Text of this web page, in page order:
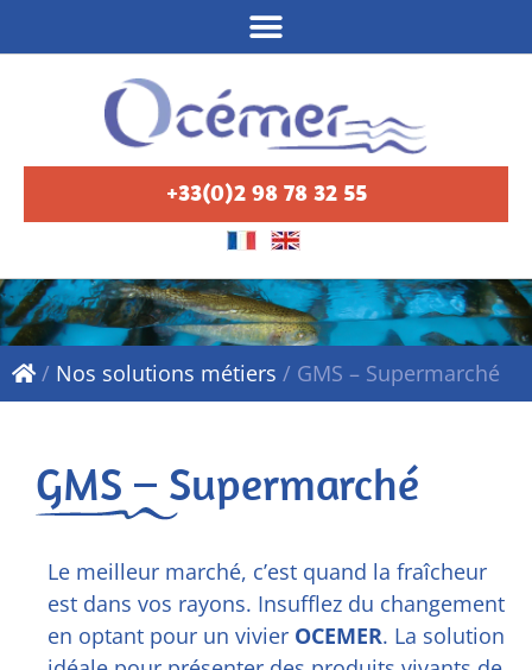
+33(0)2 98 78 32 55
/ Nos solutions métiers / GMS – Supermarché
GMS – Supermarché
Le meilleur marché, c’est quand la fraîcheur
est dans vos rayons. Insufflez du changement
en optant pour un vivier OCEMER. La solution